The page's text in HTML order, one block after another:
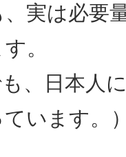
実は必要
。
も、日本人
います。